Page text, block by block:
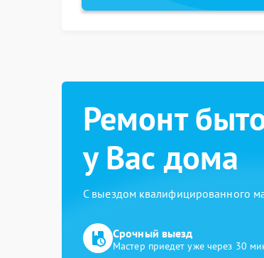
Ремонт
у Вас дома
С выездом квалифицированного
Срочный выезд
Мастер приедет уже через 30